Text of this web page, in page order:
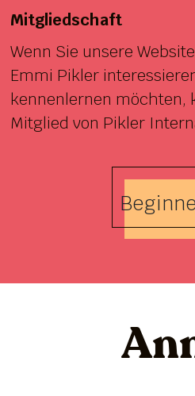
Mitgliedschaft
Wenn Sie unsere
Emmi Pikler
kennenlernen möchten,
Mitglied von Pikler